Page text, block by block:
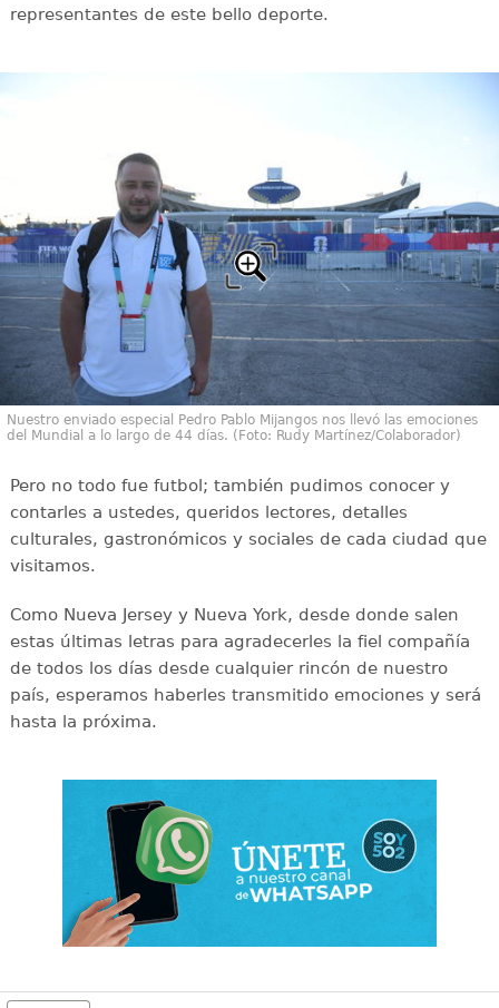
representantes de este bello deporte.
Nuestro enviado especial Pedro Pablo Mijangos nos llevó las emociones
del Mundial a lo largo de 44 días. (Foto: Rudy Martínez/Colaborador)
Pero no todo fue futbol; también pudimos conocer y
contarles a ustedes, queridos lectores, detalles
culturales, gastronómicos y sociales de cada ciudad que
visitamos.
Como Nueva Jersey y Nueva York, desde donde salen
estas últimas letras para agradecerles la fiel compañía
de todos los días desde cualquier rincón de nuestro
país, esperamos haberles transmitido emociones y será
hasta la próxima.